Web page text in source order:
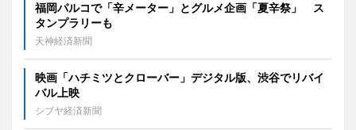
福岡パルコで「辛メーター」とグルメ企画「夏辛祭」 ス
タンプラリーも
天神経済新聞
映画「ハチミツとクローバー」デジタル版、渋谷でリバイ
バル上映
シブヤ経済新聞